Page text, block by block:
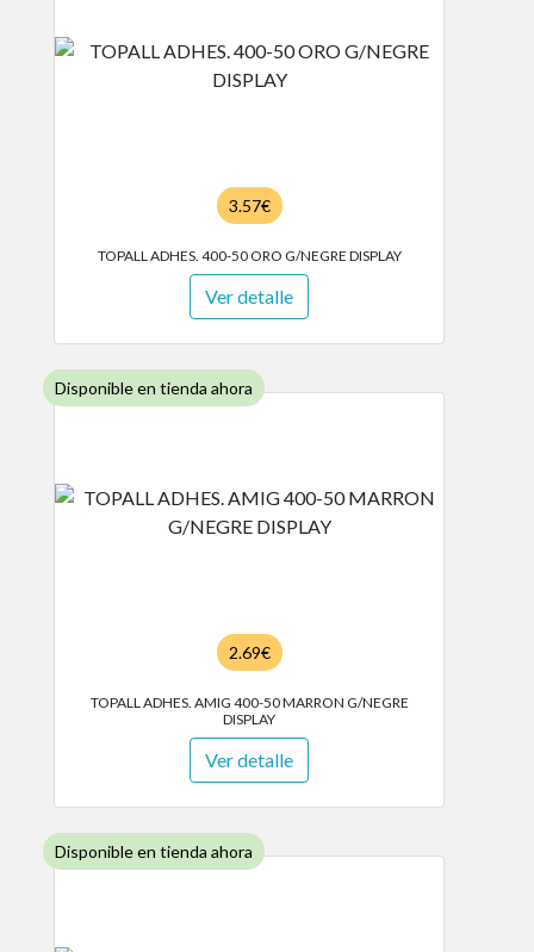
3.57€
TOPALL ADHES. 400-50 ORO G/NEGRE DISPLAY
Ver detalle
Disponible en tienda ahora
2.69€
TOPALL ADHES. AMIG 400-50 MARRON G/NEGRE
DISPLAY
Ver detalle
Disponible en tienda ahora